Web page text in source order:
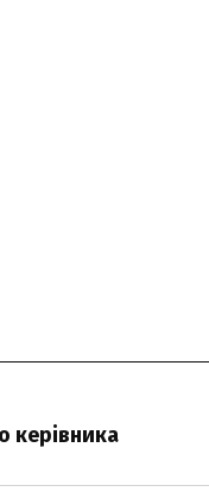
керівника